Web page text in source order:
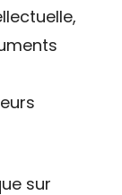
sur